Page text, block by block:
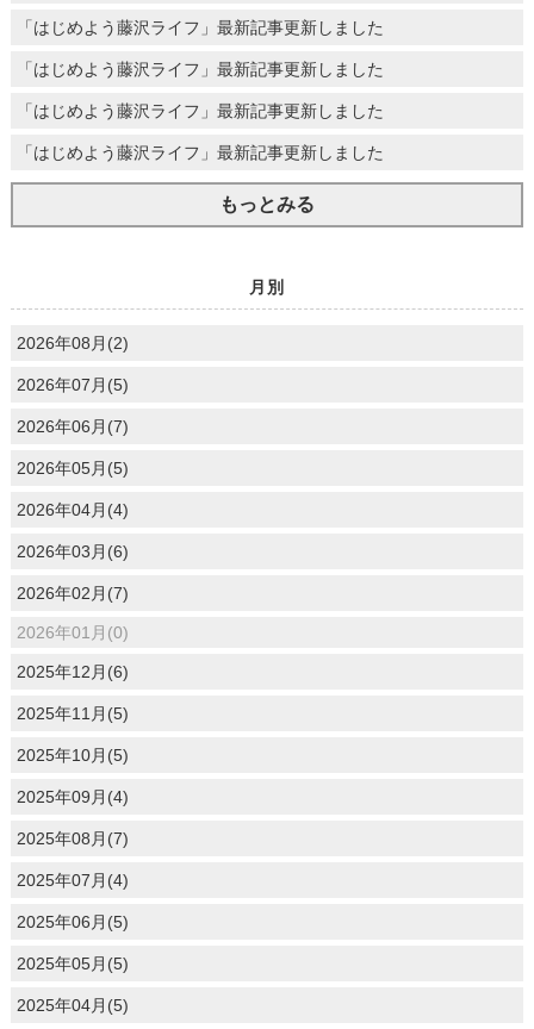
「はじめよう藤沢ライフ」最新記事更新しました
「はじめよう藤沢ライフ」最新記事更新しました
「はじめよう藤沢ライフ」最新記事更新しました
「はじめよう藤沢ライフ」最新記事更新しました
もっとみる
月別
2026年08月(2)
2026年07月(5)
2026年06月(7)
2026年05月(5)
2026年04月(4)
2026年03月(6)
2026年02月(7)
2026年01月(0)
2025年12月(6)
2025年11月(5)
2025年10月(5)
2025年09月(4)
2025年08月(7)
2025年07月(4)
2025年06月(5)
2025年05月(5)
2025年04月(5)